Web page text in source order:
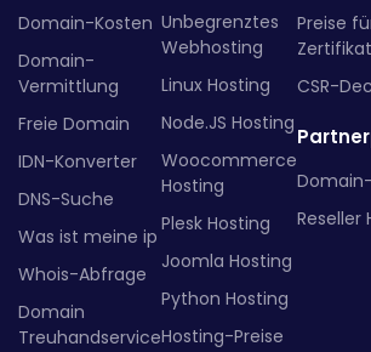
Domain-Kosten
Domain-
Vermittlung
Freie Domain
IDN-Konverter
DNS-Suche
Was ist meine ip
Whois-Abfrage
Domain
Treuhandservice
Unbegrenztes
Webhosting
Linux Hosting
Node.JS Hosting
Woocommerce
Hosting
Plesk Hosting
Joomla Hosting
Python Hosting
Hosting-Preise
Preise
CSR-
Reseller